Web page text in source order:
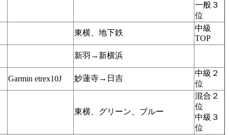
一般３
位
東横、地下鉄
中級
TOP
新羽→新横浜
Garmin etrex10J 妙蓮寺→日吉
中級２
位
東横、グリーン、ブルー
混合２
位
中級３
位